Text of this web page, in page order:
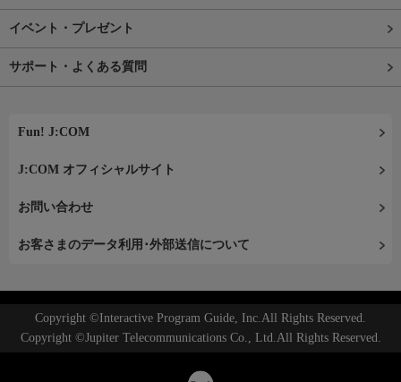
イベント・プレゼント
サポート・よくある質問
Fun! J:COM
J:COM オフィシャルサイト
お問い合わせ
お客さまのデータ利用･外部送信について
Copyright ©Interactive Program Guide, Inc.All Rights Reserved.
Copyright ©Jupiter Telecommunications Co., Ltd.All Rights Reserved.